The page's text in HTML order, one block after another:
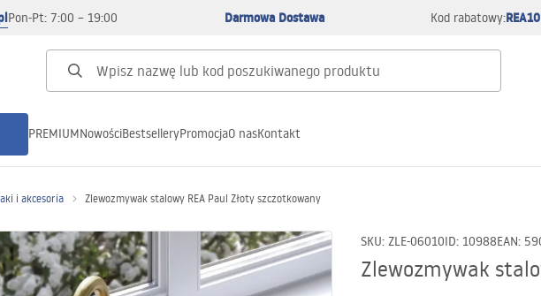
Pon-Pt: 7:00 – 19:00 Darmowa Dostawa Kod rabatowy:REA10
PREMIUMNowościBestselleryPromocjaO nasKontakt
i akcesoria Zlewozmywak stalowy REA Paul Złoty szczotkowany
SKU: ZLE-06010ID: 10988EAN:
Zlewozmywak